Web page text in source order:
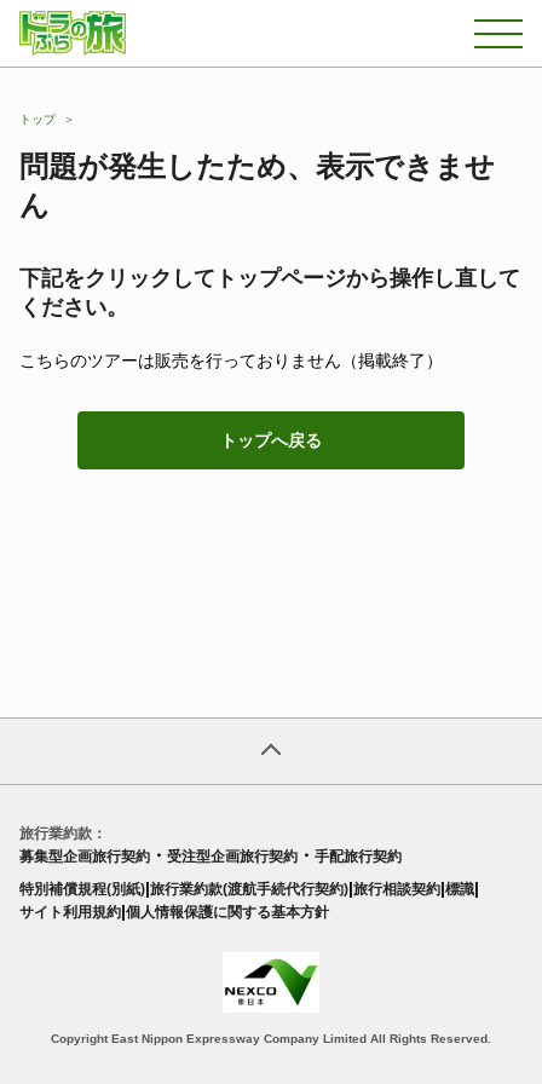
トップ
問題が発生したため、表示できませ
ん
下記をクリックしてトップページから操作し直して
ください。
こちらのツアーは販売を行っておりません（掲載終了）
トップへ戻る
旅行業約款：
募集型企画旅行契約 ・ 受注型企画旅行契約 ・ 手配旅行契約
特別補償規程(別紙)|旅行業約款(渡航手続代行契約)|旅行相談契約|標識|
サイト利用規約|個人情報保護に関する基本方針
Copyright East Nippon Expressway Company Limited All Rights Reserved.